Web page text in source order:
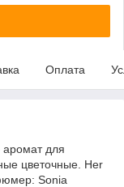
Оплата
для
цветочные. Her
Sonia